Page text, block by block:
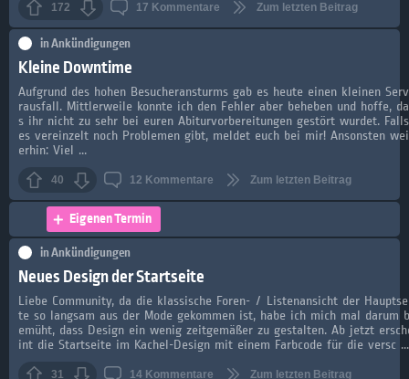
172 17 Kommentare Zum letzten Beitrag
inAnkündigungen
Kleine Downtime
Aufgrund des hohen Besucheransturms gab es heute einen kleinen
rausfall. Mittlerweile konnte ich den Fehler aber beheben und hoffe,
s ihr nicht zu sehr bei euren Abiturvorbereitungen gestört wurdet. Falls
es vereinzelt noch Problemen gibt, meldet euch bei mir! Ansonsten
erhin: Viel ...
40 12 Kommentare Zum letzten Beitrag
Eigenen Termin
inAnkündigungen
Neues Design der Startseite
Liebe Community, da die klassische Foren- / Listenansicht der
te so langsam aus der Mode gekommen ist, habe ich mich mal darum b
emüht, dass Design ein wenig zeitgemäßer zu gestalten. Ab jetzt
int die Startseite im Kachel-Design mit einem Farbcode für die versc ...
31 14 Kommentare Zum letzten Beitrag